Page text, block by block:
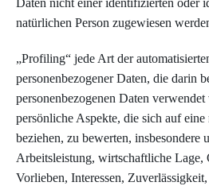
Daten nicht einer identifizierten oder
natürlichen Person zugewiesen
„Profiling“ jede Art der
personenbezogener Daten, die darin
personenbezogenen Daten
persönliche Aspekte, die sich auf eine
beziehen, zu bewerten, insbesondere
Arbeitsleistung, wirtschaftliche Lage,
Vorlieben, Interessen,